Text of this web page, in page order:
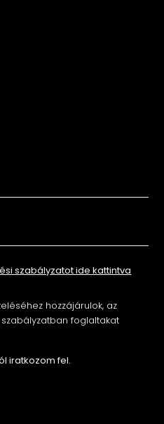
szabályzatot ide kattintva
hozzájárulok, az
foglaltakat
iratkozom fel.